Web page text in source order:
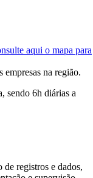
aqui o mapa para
na região.
sendo 6h diárias a
de registros e dados,